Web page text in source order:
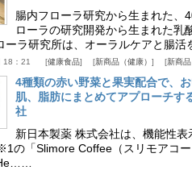
腸内フローラ研究から生まれた
ローラの研究開発から生まれた
ーラ研究所は、オーラルケアと腸
18：21 健康食品 新商品（健康） 新商品
4種類の赤い野菜と果実配合で、
肌、脂肪にまとめてアプローチす
社
新日本製薬 株式会社は、機能性
の「Slimore Coffee（スリモアコ